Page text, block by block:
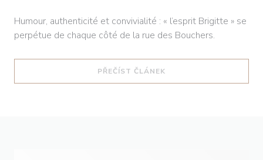
Humour, authenticité et convivialité : « l’esprit Brigitte » se
perpétue de chaque côté de la rue des Bouchers.
PŘEČÍST ČLÁNEK((OTEVŘE SE V NOVÉM